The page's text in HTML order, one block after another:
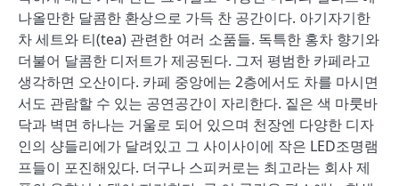
나올만한 달콤한 환상으로 가득 찬 공간이다. 아기자기한
차 세트와 티(tea) 관련한 여러 소품들. 독특한 홍차 향기와
더불어 달콤한 디저트가 제공된다. 그저 평범한 카페라고
생각하면 오산이다. 카페 중앙에는 2층에서도 차를 마시면
서도 관람할 수 있는 공연공간이 자리한다. 짙은 색 마룻바
닥과 벽면 하나는 거울로 되어 있으며 천장엔 다양한 디자
인의 샹들리에가 달려있고 그 사이사이에 작은 LED조명램
프들이 포진해있다. 더구나 스피커로는 최고라는 회사 제